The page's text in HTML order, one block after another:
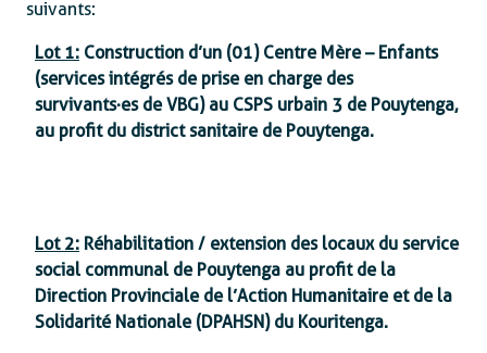
suivants :
Lot 1 : Construction d’un (01) Centre Mère – Enfants
(services intégrés de prise en charge des
survivants·es de VBG) au CSPS urbain 3 de Pouytenga,
au profit du district sanitaire de Pouytenga.
Lot 2 : Réhabilitation / extension des locaux du service
social communal de Pouytenga au profit de la
Direction Provinciale de l’Action Humanitaire et de la
Solidarité Nationale (DPAHSN) du Kouritenga.